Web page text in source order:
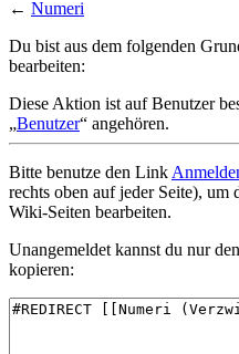
← Numeri
Du bist aus dem folgenden
bearbeiten:
Diese Aktion ist auf Benutzer
„Benutzer“ angehören.
Bitte benutze den Link
rechts oben auf jeder Seite), um
Wiki-Seiten bearbeiten.
Unangemeldet kannst du nur
kopieren: